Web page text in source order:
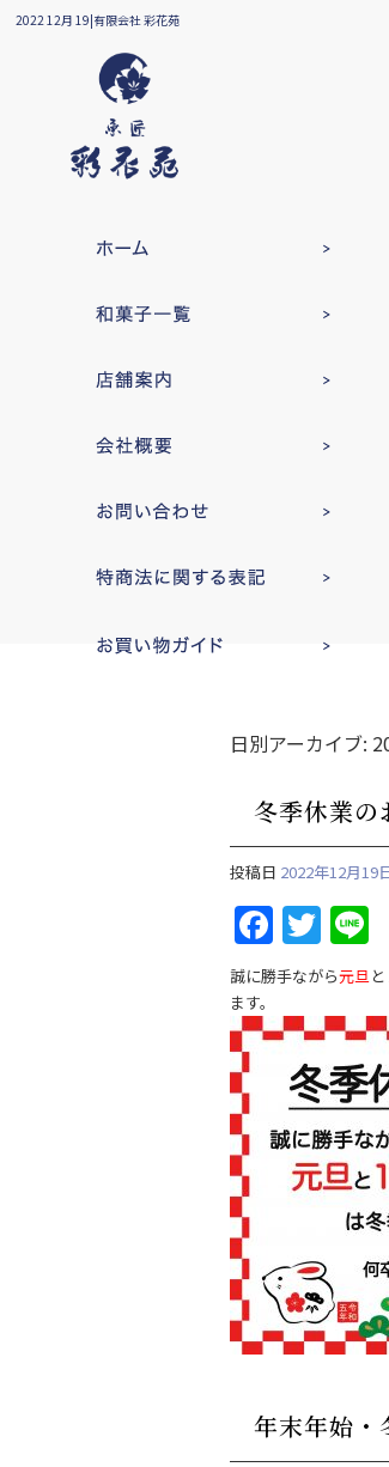
2022 12月 19|有限会社 彩花苑
日別アーカイブ:
冬季休業の
投稿日 2022年12月19
F
a
c
e
b
o
o
k
T
w
itt
er
e
誠に勝手ながら元旦と
ます。
年末年始・